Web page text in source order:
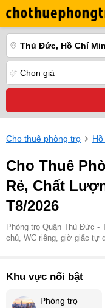
Thủ Đức, Hồ Chí
Chọn giá
Cho thuê phòng trọ
Cho Thuê
Rẻ, Chất
T8/2026
Phòng trọ Quận Thủ Đức -
chủ, WC riêng, giờ giấc tự
Khu vực nổi bật
Phòng trọ